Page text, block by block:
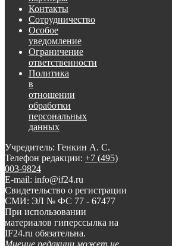
Контакты
Сотрудничество
Особое
уведомление
Ограничение
ответственности
Политика
в
отношении
обработки
персональных
данных
Учредитель: Генкин А. С.
Телефон редакции: +7 (495)
003-9824
E-mail: info@if24.ru
Свидетельство о регистрации
СМИ: ЭЛ № ФС 77 - 67477
При использовании
материалов гиперссылка на
IF24.ru обязательна.
Мнение редакции может не